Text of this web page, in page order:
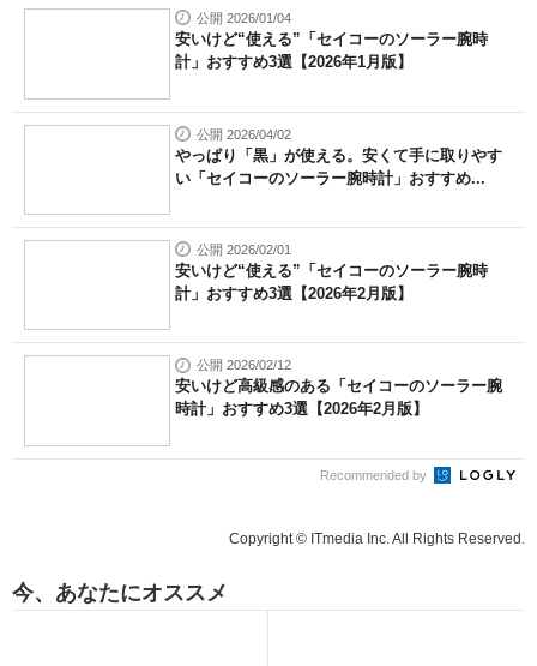
公開 2026/01/04
安いけど“使える”「セイコーのソーラー腕時
計」おすすめ3選【2026年1月版】
公開 2026/04/02
やっぱり「黒」が使える。安くて手に取りやす
い「セイコーのソーラー腕時計」おすすめ...
公開 2026/02/01
安いけど“使える”「セイコーのソーラー腕時
計」おすすめ3選【2026年2月版】
公開 2026/02/12
安いけど高級感のある「セイコーのソーラー腕
時計」おすすめ3選【2026年2月版】
Recommended by
Copyright © ITmedia Inc. All Rights Reserved.
今、あなたにオススメ